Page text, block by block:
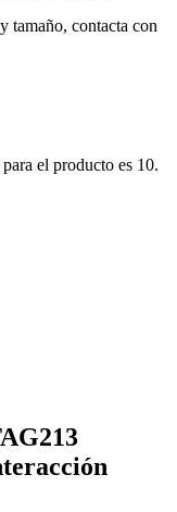
tamaño, contacta con
el producto es 10.